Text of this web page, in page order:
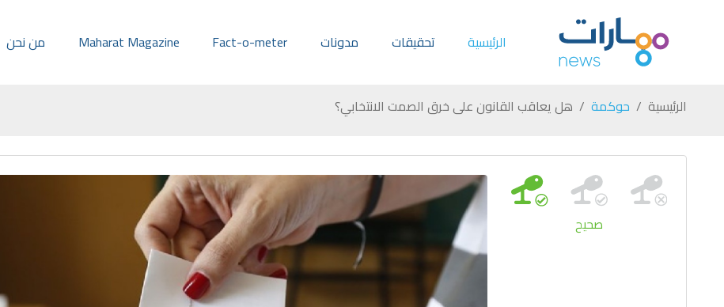
الرئيسية تحقيقات مدونات Fact-o-meter
Maharat Magazine من نحن
الرئيسية حوكمة هل يعاقب القانون على خرق الصمت الانتخابي؟
صحيح